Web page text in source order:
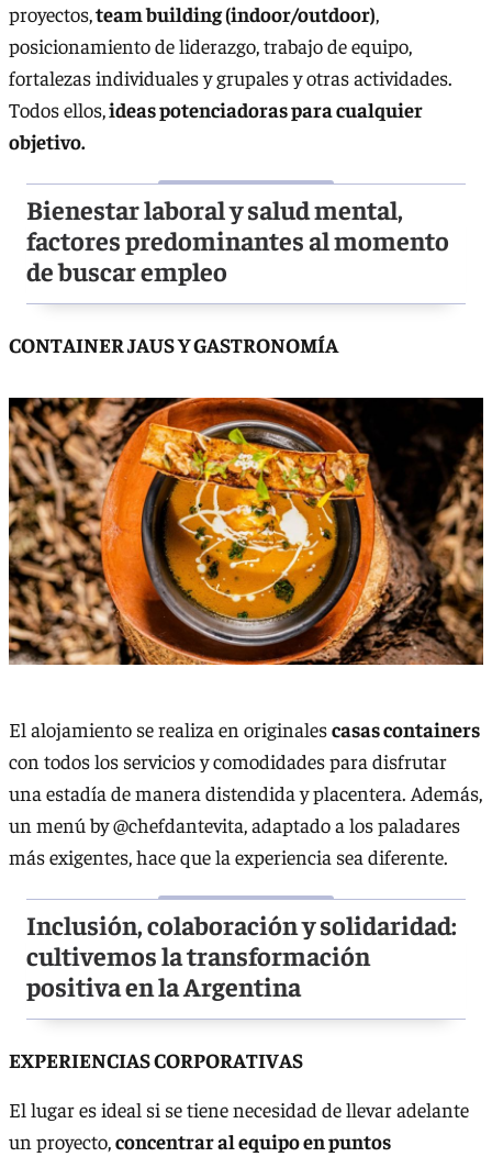
proyectos,team building (indoor/outdoor),
posicionamiento de liderazgo, trabajo de equipo,
fortalezas individuales y grupales y otras actividades.
Todos ellos,ideas potenciadoras para cualquier
objetivo.
Bienestar laboral y salud mental,
factores predominantes al momento
de buscar empleo
CONTAINER JAUS Y GASTRONOMÍA
El alojamiento se realiza en originalescasas containers
con todos los servicios y comodidades para disfrutar
una estadía de manera distendida y placentera. Además,
un menú by @chefdantevita, adaptado a los paladares
más exigentes, hace que la experiencia sea diferente.
Inclusión, colaboración y solidaridad:
cultivemos la transformación
positiva en la Argentina
EXPERIENCIAS CORPORATIVAS
El lugar es ideal si se tiene necesidad de llevar adelante
un proyecto,concentrar al equipo en puntos